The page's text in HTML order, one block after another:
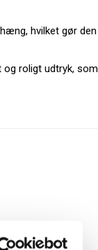
hvilket gør den
og roligt udtryk, som